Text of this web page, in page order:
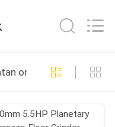
online
5.5HP Planetary